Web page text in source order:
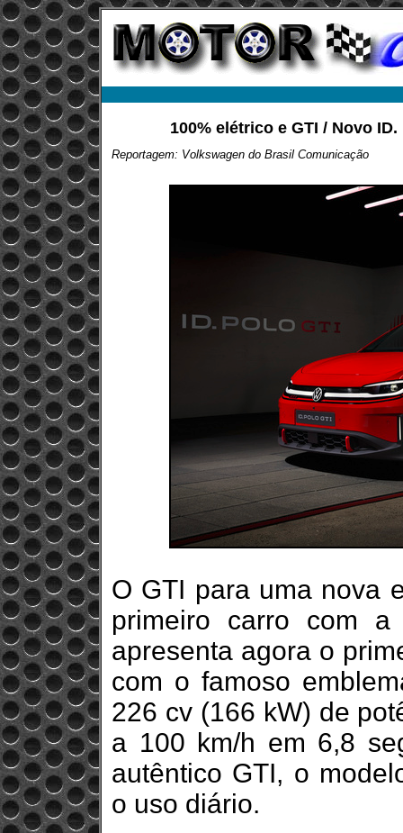
100% elétrico e GTI / Novo
Reportagem: Volkswagen do Brasil Comunicação
O GTI para uma nova
primeiro carro com
apresenta agora o
com o famoso
226 cv (166 kW) de
a 100 km/h em 6,8
autêntico GTI, o
o uso diário.